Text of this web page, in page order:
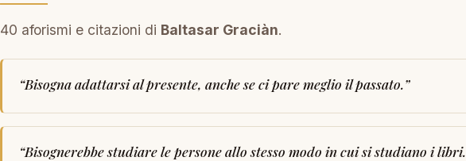
40 aforismi e citazioni di Baltasar Graciàn.
“Bisogna adattarsi al presente, anche se ci pare meglio il passato.”
“Bisognerebbe studiare le persone allo stesso modo in cui si studiano i libri.